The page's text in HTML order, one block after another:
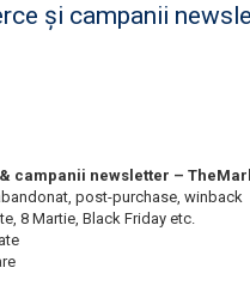
și campanii
campanii newsletter –
post-purchase, winback
8 Martie, Black Friday etc.